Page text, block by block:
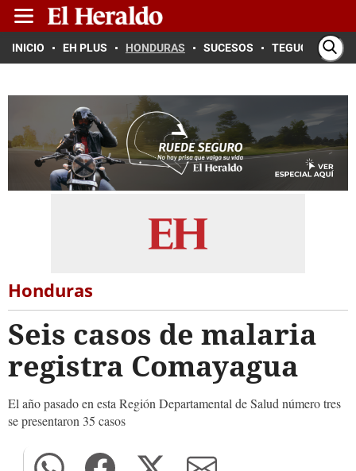
INICIO EH PLUS HONDURAS SUCESOS TEGUCIGALPA
Honduras
Seis casos de malaria
registra Comayagua
El año pasado en esta Región Departamental de Salud número tres
se presentaron 35 casos